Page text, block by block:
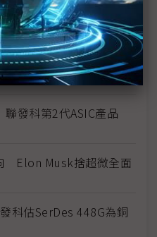
創高 村田示警全球AI基
前售罄 買家「祕而不
發科第2代ASIC產品
Elon Musk捨超微全面
科估SerDes 448G為銅